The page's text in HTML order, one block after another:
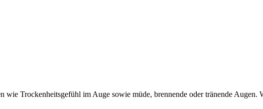
wie Trockenheitsgefühl im Auge sowie müde, brennende oder tränende Augen.